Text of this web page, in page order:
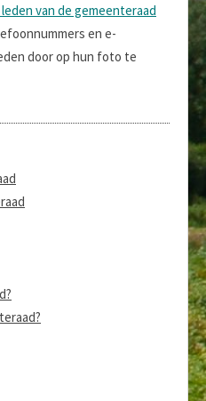
van de gemeenteraad
en e-
door op hun foto te